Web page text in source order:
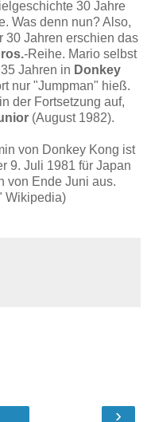
30 Jahre
Was denn nun? Also,
30 Jahren erschien das
-Reihe. Mario selbst
Jahren in Donkey
nur "Jumpman" hieß.
der Fortsetzung auf,
(August 1982).
von Donkey Kong ist
9. Juli 1981 für Japan
von Ende Juni aus.
Wikipedia)
›